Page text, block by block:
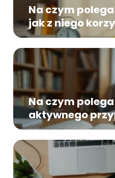
Na czym
jak z niego
Na czym
aktywnego